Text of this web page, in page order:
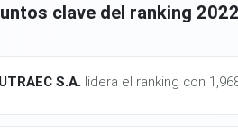
clave del ranking 2022
S.A. lidera el ranking con